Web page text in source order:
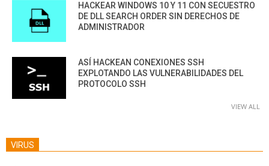
HACKEAR WINDOWS 10 Y 11 CON SECUESTRO
DE DLL SEARCH ORDER SIN DERECHOS DE
ADMINISTRADOR
ASÍ HACKEAN CONEXIONES SSH
EXPLOTANDO LAS VULNERABILIDADES DEL
PROTOCOLO SSH
VIEW ALL
VIRUS